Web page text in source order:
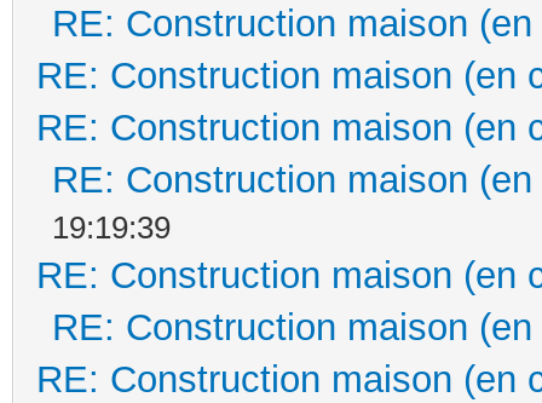
RE: Construction maison
RE: Construction maison (en
RE: Construction maison (en
RE: Construction maison
19:19:39
RE: Construction maison (en
RE: Construction maison
RE: Construction maison (en